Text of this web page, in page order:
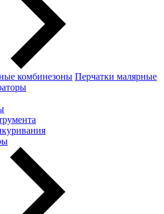
комбинезоны Перчатки малярные